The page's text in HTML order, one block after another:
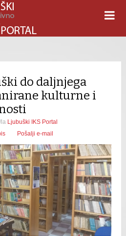
do daljnjega
kulturne i
la Ljubuški IKS Portal
Pošalji e-mail